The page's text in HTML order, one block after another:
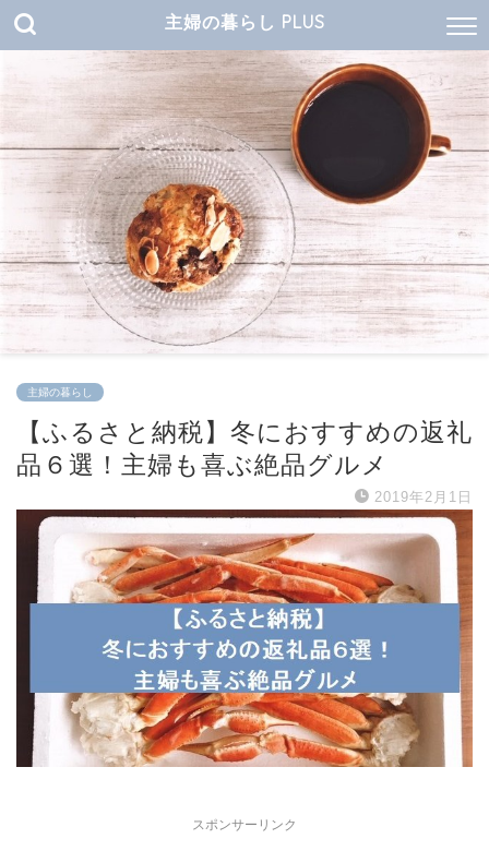
主婦の暮らし PLUS
主婦の暮らし
【ふるさと納税】冬におすすめの返礼
品６選！主婦も喜ぶ絶品グルメ
2019年2月1日
スポンサーリンク